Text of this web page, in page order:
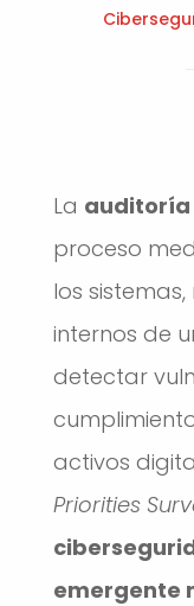
La auditoría
proceso
los
internos de
detectar
activos
Priorities
emergente